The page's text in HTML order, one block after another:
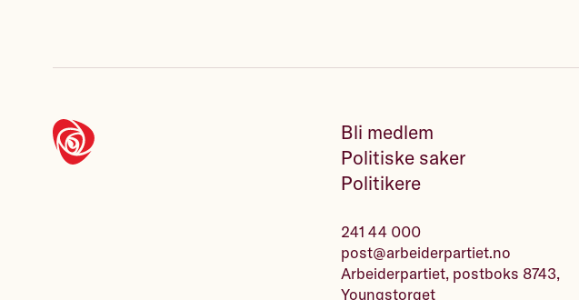
Bli medlem
Politiske saker
Politikere
241 44 000
post@arbeiderpartiet.no
Arbeiderpartiet, postboks 8743,
Youngstorget